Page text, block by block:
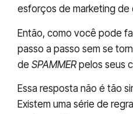
esforços de marketing de
Então, como você pode
passo a passo sem se
de SPAMMERpelos seus
Essa resposta não é tão
Existem uma série de